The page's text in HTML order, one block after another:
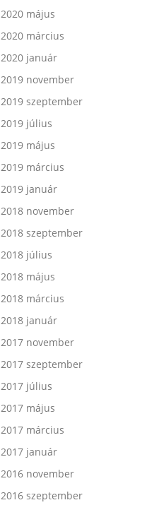
2020 május
2020 március
2020 január
2019 november
2019 szeptember
2019 július
2019 május
2019 március
2019 január
2018 november
2018 szeptember
2018 július
2018 május
2018 március
2018 január
2017 november
2017 szeptember
2017 július
2017 május
2017 március
2017 január
2016 november
2016 szeptember